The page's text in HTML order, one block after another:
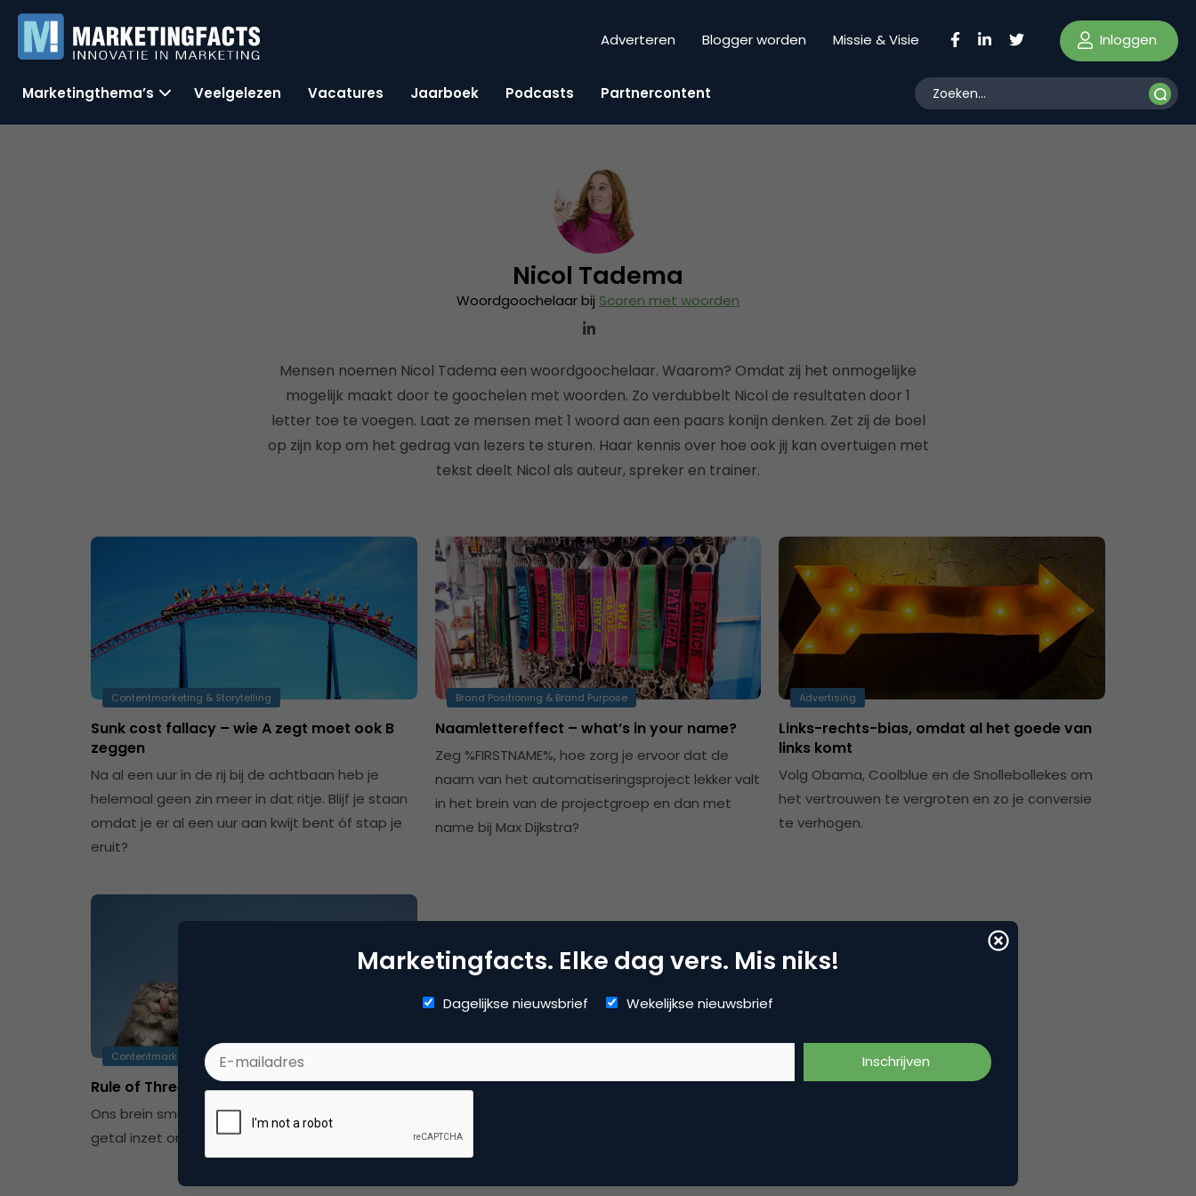
Adverteren Blogger worden Missie & Visie Inloggen
Marketingthema’s Veelgelezen Vacatures Jaarboek Podcasts Partnercontent
Nicol Tadema
Woordgoochelaar bij Scoren met woorden
Mensen noemen Nicol Tadema een woordgoochelaar. Waarom? Omdat zij het onmogelijke
mogelijk maakt door te goochelen met woorden. Zo verdubbelt Nicol de resultaten door 1
letter toe te voegen. Laat ze mensen met 1 woord aan een paars konijn denken. Zet zij de boel
op zijn kop om het gedrag van lezers te sturen. Haar kennis over hoe ook jij kan overtuigen met
tekst deelt Nicol als auteur, spreker en trainer.
Contentmarketing & Storytelling
Sunk cost fallacy – wie A zegt moet ook B
zeggen
Na al een uur in de rij bij de achtbaan heb je
helemaal geen zin meer in dat ritje. Blijf je staan
omdat je er al een uur aan kwijt bent óf stap je
eruit?
Brand Positioning & Brand Purpose
Naamlettereffect – what’s in your name?
Zeg %FIRSTNAME%, hoe zorg je ervoor dat de
naam van het automatiseringsproject lekker valt
in het brein van de projectgroep en dan met
name bij Max Dijkstra?
Advertising
Links-rechts-bias, omdat al het goede van
links komt
Volg Obama, Coolblue en de Snollebollekes om
het vertrouwen te vergroten en zo je conversie
te verhogen.
Contentmarketing & Storytelling
Rule of Three, al het goede komt in drieën
Ons brein smult van het getal 3. Ontdek hoe jij dit
getal inzet om jouw resultaten te beïnvloeden.
Marketingfacts. Elke dag vers. Mis niks!
Dagelijkse nieuwsbrief Wekelijkse nieuwsbrief